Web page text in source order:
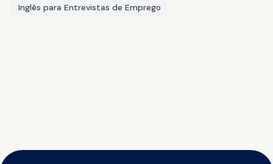
Inglês para Entrevistas de Emprego